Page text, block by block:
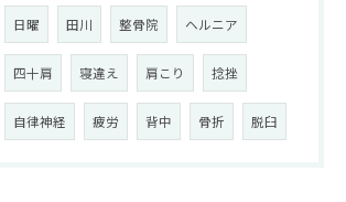
日曜 田川 整骨院 ヘルニア
四十肩 寝違え 肩こり 捻挫
自律神経 疲労 背中 骨折 脱臼